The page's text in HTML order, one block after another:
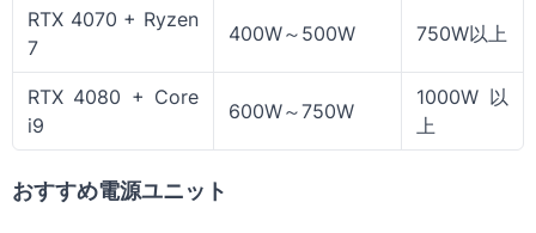
RTX 4070 + Ryzen
7
400W～500W 750W以上
RTX 4080 + Core
i9
600W～750W
1000W以
上
おすすめ電源ユニット